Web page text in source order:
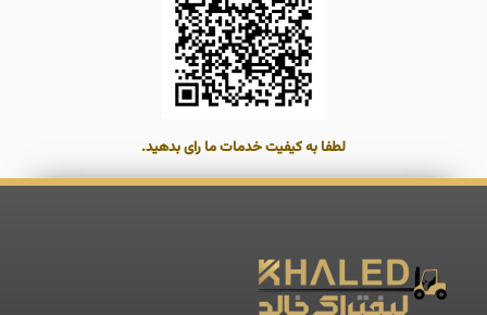
لطفا به کیفیت خدمات ما رای بدهید.